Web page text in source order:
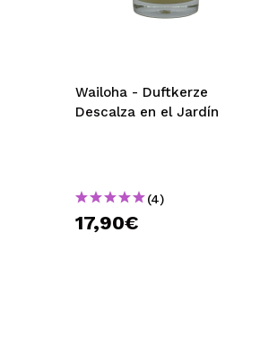
Wailoha - Duftkerze
Descalza en el Jardín
(4)
17,90€